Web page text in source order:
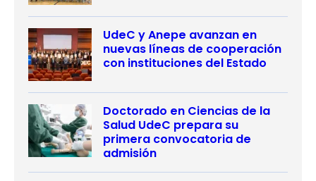
UdeC y Anepe avanzan en
nuevas líneas de cooperación
con instituciones del Estado
Doctorado en Ciencias de la
Salud UdeC prepara su
primera convocatoria de
admisión